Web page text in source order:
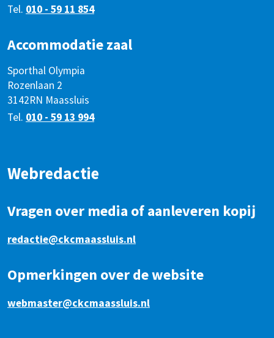
Tel. 010 - 59 11 854
Accommodatie zaal
Sporthal Olympia
Rozenlaan 2
3142RN Maassluis
Tel. 010 - 59 13 994
Webredactie
Vragen over media of aanleveren kopij
redactie@ckcmaassluis.nl
Opmerkingen over de website
webmaster@ckcmaassluis.nl